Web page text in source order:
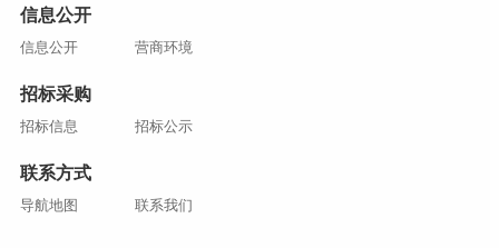
信息公开
信息公开 营商环境
招标采购
招标信息 招标公示
联系方式
导航地图 联系我们